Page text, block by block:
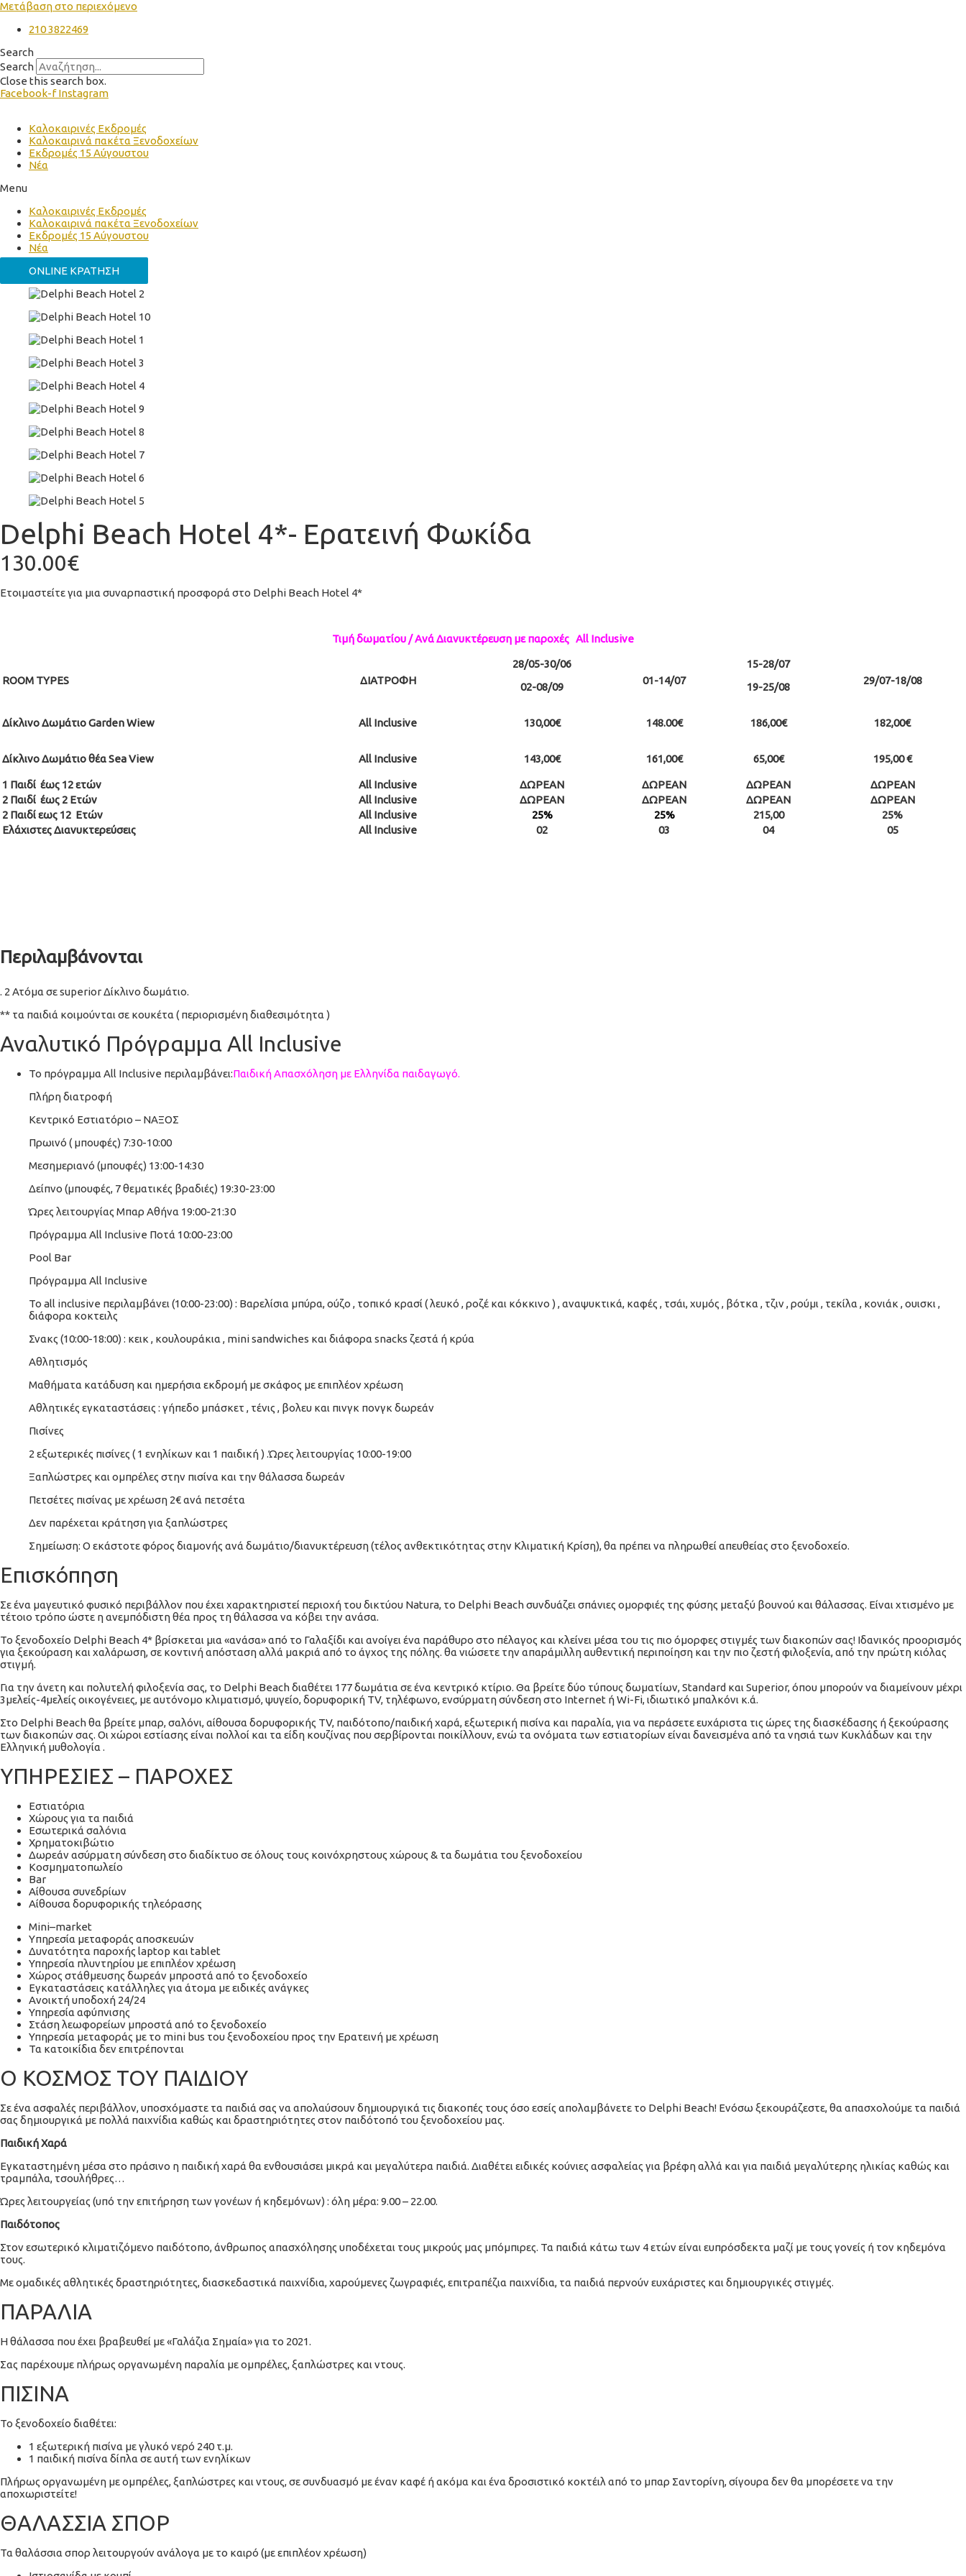
Μετάβαση στο περιεχόμενο
210 3822469
Search
Search
Close this search box.
Facebook-f Instagram
Καλοκαιρινές Εκδρομές
Καλοκαιρινά πακέτα Ξενοδοχείων
Εκδρομές 15 Αύγουστου
Νέα
Menu
Καλοκαιρινές Εκδρομές
Καλοκαιρινά πακέτα Ξενοδοχείων
Εκδρομές 15 Αύγουστου
Νέα
ONLINE ΚΡΑΤΗΣΗ
Delphi Beach Hotel 4*- Ερατεινή Φωκίδα
130.00€
Ετοιμαστείτε για μια συναρπαστική προσφορά στο Delphi Beach Hotel 4*
Τιμή δωματίου / Ανά Διανυκτέρευση με παροχές All Inclusive
ROOM TYPES ΔΙΑΤΡΟΦΗ
28/05-30/06
02-08/09
01-14/07
15-28/07
19-25/08
29/07-18/08
Δίκλινο Δωμάτιο Garden Wiew All Inclusive 130,00€ 148.00€ 186,00€ 182,00€
Δίκλινο Δωμάτιο θέα Sea View All Inclusive 143,00€ 161,00€ 65,00€ 195,00 €
1 Παιδί έως 12 ετών All Inclusive ΔΩΡΕΑΝ ΔΩΡΕΑΝ ΔΩΡΕΑΝ
ΔΩΡΕΑΝ
2 Παιδί έως 2 Ετών
All Inclusive ΔΩΡΕΑΝ ΔΩΡΕΑΝ ΔΩΡΕΑΝ
ΔΩΡΕΑΝ
2 Παιδί εως 12 Ετών
All Inclusive 25% 25% 215,00
25%
Ελάχιστες Διανυκτερεύσεις
All Inclusive 02 03 04 05
Περιλαμβάνονται
. 2 Ατόμα σε superior Δίκλινο δωμάτιο.
** τα παιδιά κοιμούνται σε κουκέτα ( περιορισμένη διαθεσιμότητα )
Αναλυτικό Πρόγραμμα All Inclusive
Το πρόγραμμα All Inclusive περιλαμβάνει:Παιδική Απασχόληση με Ελληνίδα παιδαγωγό.
Πλήρη διατροφή
Κεντρικό Εστιατόριο – ΝΑΞΟΣ
Πρωινό ( μπουφές) 7:30-10:00
Μεσημεριανό (μπουφές) 13:00-14:30
Δείπνο (μπουφές, 7 θεματικές βραδιές) 19:30-23:00
Ώρες λειτουργίας Μπαρ Αθήνα 19:00-21:30
Πρόγραμμα All Inclusive Ποτά 10:00-23:00
Pool Bar
Πρόγραμμα All Inclusive
To all inclusive περιλαμβάνει (10:00-23:00) : Βαρελίσια μπύρα, ούζο , τοπικό κρασί ( λευκό , ροζέ και κόκκινο ) , αναψυκτικά, καφές , τσάι, χυμός , βότκα , τζιν , ρούμι , τεκίλα , κονιάκ , ουισκι ,
διάφορα κοκτειλς
Σνακς (10:00-18:00) : κεικ , κουλουράκια , mini sandwiches και διάφορα snacks ζεστά ή κρύα
Αθλητισμός
Μαθήματα κατάδυση και ημερήσια εκδρομή με σκάφος με επιπλέον χρέωση
Αθλητικές εγκαταστάσεις : γήπεδο μπάσκετ , τένις , βολευ και πινγκ πονγκ δωρεάν
Πισίνες
2 εξωτερικές πισίνες ( 1 ενηλίκων και 1 παιδική ) .Ώρες λειτουργίας 10:00-19:00
Ξαπλώστρες και ομπρέλες στην πισίνα και την θάλασσα δωρεάν
Πετσέτες πισίνας με χρέωση 2€ ανά πετσέτα
Δεν παρέχεται κράτηση για ξαπλώστρες
Σημείωση: O εκάστοτε φόρος διαμονής ανά δωμάτιο/διανυκτέρευση (τέλος ανθεκτικότητας στην Κλιματική Κρίση), θα πρέπει να πληρωθεί απευθείας στο ξενοδοχείο.
Επισκόπηση
Σε ένα μαγευτικό φυσικό περιβάλλον που έχει χαρακτηριστεί περιοχή του δικτύου Natura, το Delphi Beach συνδυάζει σπάνιες ομορφιές της φύσης μεταξύ βουνού και θάλασσας. Είναι χτισμένο με
τέτοιο τρόπο ώστε η ανεμπόδιστη θέα προς τη θάλασσα να κόβει την ανάσα.
Το ξενοδοχείο Delphi Beach 4* βρίσκεται μια «ανάσα» από το Γαλαξίδι και ανοίγει ένα παράθυρο στο πέλαγος και κλείνει μέσα του τις πιο όμορφες στιγμές των διακοπών σας! Ιδανικός προορισμός
για ξεκούραση και χαλάρωση, σε κοντινή απόσταση αλλά μακριά από το άγχος της πόλης. θα νιώσετε την απαράμιλλη αυθεντική περιποίηση και την πιο ζεστή φιλοξενία, από την πρώτη κιόλας
στιγμή.
Για την άνετη και πολυτελή φιλοξενία σας, το Delphi Beach διαθέτει 177 δωμάτια σε ένα κεντρικό κτίριο. Θα βρείτε δύο τύπους δωματίων, Standard και Superior, όπου μπορούν να διαμείνουν μέχρι
3μελείς-4μελείς οικογένειες, με αυτόνομο κλιματισμό, ψυγείο, δορυφορική TV, τηλέφωνο, ενσύρματη σύνδεση στο Internet ή Wi-Fi, ιδιωτικό μπαλκόνι κ.ά.
Στο Delphi Beach θα βρείτε μπαρ, σαλόνι, αίθουσα δορυφορικής TV, παιδότοπο/παιδική χαρά, εξωτερική πισίνα και παραλία, για να περάσετε ευχάριστα τις ώρες της διασκέδασης ή ξεκούρασης
των διακοπών σας. Οι χώροι εστίασης είναι πολλοί και τα είδη κουζίνας που σερβίρονται ποικίλλουν, ενώ τα ονόματα των εστιατορίων είναι δανεισμένα από τα νησιά των Κυκλάδων και την
Ελληνική μυθολογία .
ΥΠΗΡΕΣΙΕΣ – ΠΑΡΟΧΕΣ
Eστιατόρια
Χώρους για τα παιδιά
Eσωτερικά σαλόνια
Xρηματοκιβώτιο
Δωρεάν ασύρματη σύνδεση στο διαδίκτυο σε όλους τους κοινόχρηστους χώρους & τα δωμάτια του ξενοδοχείου
Κοσμηματοπωλείο
Bar
Aίθουσα συνεδρίων
Aίθουσα δορυφορικής τηλεόρασης
Mini–market
Yπηρεσία μεταφοράς αποσκευών
Δυνατότητα παροχής laptop και tablet
Υπηρεσία πλυντηρίου με επιπλέον χρέωση
Χώρος στάθμευσης δωρεάν μπροστά από το ξενοδοχείο
Εγκαταστάσεις κατάλληλες για άτομα με ειδικές ανάγκες
Ανοικτή υποδοχή 24/24
Υπηρεσία αφύπνισης
Στάση λεωφορείων μπροστά από το ξενοδοχείο
Υπηρεσία μεταφοράς με το mini bus του ξενοδοχείου προς την Ερατεινή με χρέωση
Τα κατοικίδια δεν επιτρέπονται
Ο ΚΟΣΜΟΣ ΤΟΥ ΠΑΙΔΙΟΥ
Σε ένα ασφαλές περιβάλλον, υποσχόμαστε τα παιδιά σας να απολαύσουν δημιουργικά τις διακοπές τους όσο εσείς απολαμβάνετε το Delphi Beach! Ενόσω ξεκουράζεστε, θα απασχολούμε τα παιδιά
σας δημιουργικά με πολλά παιχνίδια καθώς και δραστηριότητες στον παιδότοπό του ξενοδοχείου μας.
Παιδική Χαρά
Εγκαταστημένη μέσα στο πράσινο η παιδική χαρά θα ενθουσιάσει μικρά και μεγαλύτερα παιδιά. Διαθέτει ειδικές κούνιες ασφαλείας για βρέφη αλλά και για παιδιά μεγαλύτερης ηλικίας καθώς και
τραμπάλα, τσουλήθρες…
Ώρες λειτουργείας (υπό την επιτήρηση των γονέων ή κηδεμόνων) : όλη μέρα: 9.00 – 22.00.
Παιδότοπος
Στον εσωτερικό κλιματιζόμενο παιδότοπο, άνθρωπος απασχόλησης υποδέχεται τους μικρούς μας μπόμπιρες. Τα παιδιά κάτω των 4 ετών είναι ευπρόσδεκτα μαζί με τους γονείς ή τον κηδεμόνα
τους.
Με ομαδικές αθλητικές δραστηριότητες, διασκεδαστικά παιχνίδια, χαρούμενες ζωγραφιές, επιτραπέζια παιχνίδια, τα παιδιά περνούν ευχάριστες και δημιουργικές στιγμές.
ΠΑΡΑΛΙΑ
Η θάλασσα που έχει βραβευθεί με «Γαλάζια Σημαία» για το 2021.
Σας παρέχουμε πλήρως οργανωμένη παραλία με ομπρέλες, ξαπλώστρες και ντους.
ΠΙΣΙΝΑ
Το ξενοδοχείο διαθέτει:
1 εξωτερική πισίνα με γλυκό νερό 240 τ.μ.
1 παιδική πισίνα δίπλα σε αυτή των ενηλίκων
Πλήρως οργανωμένη με ομπρέλες, ξαπλώστρες και ντους, σε συνδυασμό με έναν καφέ ή ακόμα και ένα δροσιστικό κοκτέιλ από το μπαρ Σαντορίνη, σίγουρα δεν θα μπορέσετε να την
αποχωριστείτε!
ΘΑΛΑΣΣΙΑ ΣΠΟΡ
Τα θαλάσσια σπορ λειτουργούν ανάλογα με το καιρό (με επιπλέον χρέωση)